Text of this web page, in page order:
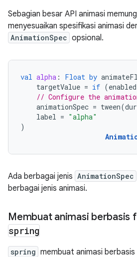
Sebagian besar API animasi
menyesuaikan spesifikasi animasi
AnimationSpec opsional.
val alpha : Float by
targetValue = if (enabled
// Configure the
animationSpec = tween(
label = "alpha"
)
Ada berbagai jenis AnimationSpec
berbagai jenis animasi.
Membuat animasi berbasis
spring
spring membuat animasi